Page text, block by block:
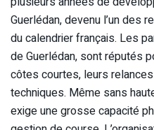
Guerlédan, devenu l’un des
du calendrier français. Les
de Guerlédan, sont réputés
côtes courtes, leurs
techniques. Même sans
exige une grosse capacité